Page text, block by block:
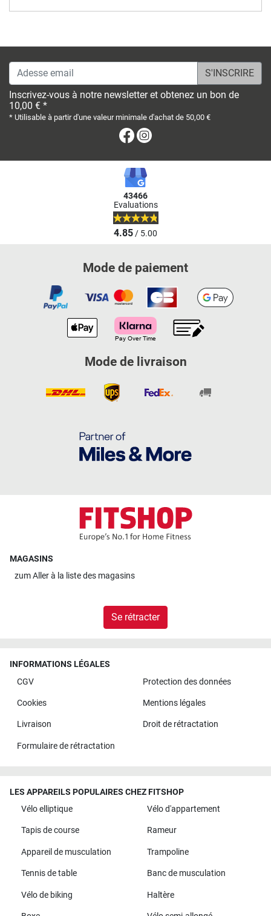
Adesse email
Inscrivez-vous à notre newsletter et obtenez un bon de
10,00 € *
* Utilisable à partir d'une valeur minimale d'achat de 50,00 €
Facebook
43466
Evaluations
4.85/ 5.00
Mode de paiement
Mode de livraison
MAGASINS
zumAller à la liste des magasins
Se rétracter
INFORMATIONS LÉGALES
CGV
Protection des données
Cookies Mentions légales
Livraison Droit de rétractation
Formulaire de rétractation
LES APPAREILS POPULAIRES CHEZ FITSHOP
Vélo elliptique
Vélo d'appartement
Tapis de course Rameur
Appareil de musculation Trampoline
Tennis de table Banc de musculation
Vélo de biking Haltère